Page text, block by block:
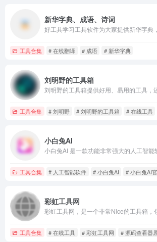
新华字典、成语、诗词
工具合集 # 在线翻译 # 成语 # 新华字典
刘明野的工具箱
工具合集 # 刘明野 # 刘明野的工具箱 # 在线工具
小白兔AI
工具合集 # 人工智能软件 # 小白兔AI # 小白兔AI
彩虹工具网
工具合集 # 在线工具 # 彩虹工具网 # 源码查看器